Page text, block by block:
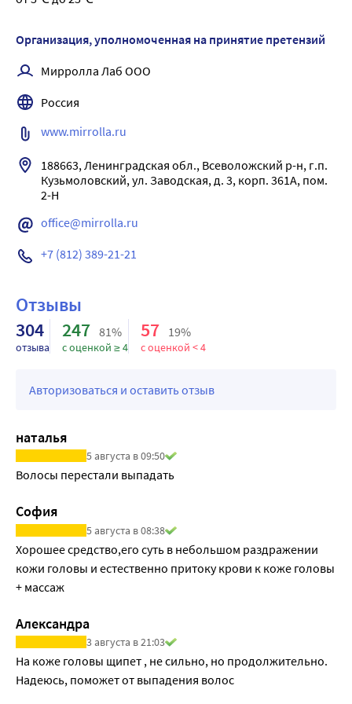
волосяных фолликул кислородом и укреплению волос,
волос. Никотиновая кислота также обладает
подсушивающим действием, помогая нормализации
деятельности сальных желез. Результат:
Организация, уполномоченная на принятие претензий
Мирролла Лаб ООО
Россия
www.mirrolla.ru
188663, Ленинградская обл., Всеволожский р-н, г.п.
Кузьмоловский, ул. Заводская, д. 3, корп. 361А, пом.
2-Н
office@mirrolla.ru
+7 (812) 389-21-21
Отзывы
304
отзыва
247 81%
с оценкой ≥ 4
57 19%
с оценкой < 4
Авторизоваться и оставить отзыв
наталья
5 августа в 09:50
Волосы перестали выпадать
София
5 августа в 08:38
Хорошее средство,его суть в небольшом раздражении
кожи головы и естественно притоку крови к коже головы
+ массаж
Александра
3 августа в 21:03
На коже головы щипет , не сильно, но продолжительно.
Надеюсь, поможет от выпадения волос